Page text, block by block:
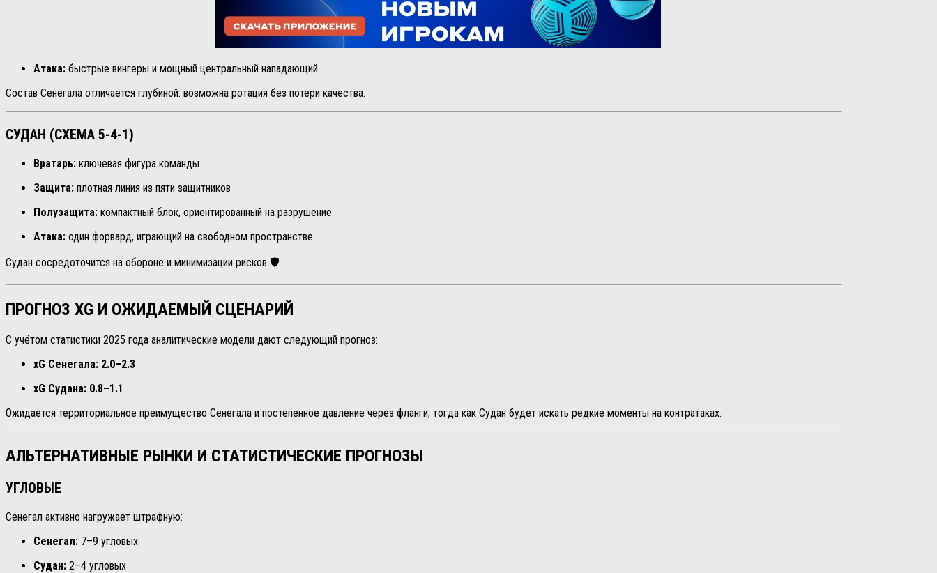
Атака: быстрые вингеры и мощный центральный нападающий
Состав Сенегала отличается глубиной: возможна ротация без потери качества.
СУДАН (СХЕМА 5-4-1)
Вратарь: ключевая фигура команды
Защита: плотная линия из пяти защитников
Полузащита: компактный блок, ориентированный на разрушение
Атака: один форвард, играющий на свободном пространстве
Судан сосредоточится на обороне и минимизации рисков 🛡️.
ПРОГНОЗ XG И ОЖИДАЕМЫЙ СЦЕНАРИЙ
С учётом статистики 2025 года аналитические модели дают следующий прогноз:
xG Сенегала: 2.0–2.3
xG Судана: 0.8–1.1
Ожидается территориальное преимущество Сенегала и постепенное давление через фланги, тогда как Судан будет искать редкие моменты на контратаках.
АЛЬТЕРНАТИВНЫЕ РЫНКИ И СТАТИСТИЧЕСКИЕ ПРОГНОЗЫ
УГЛОВЫЕ
Сенегал активно нагружает штрафную:
Сенегал: 7–9 угловых
Судан: 2–4 угловых